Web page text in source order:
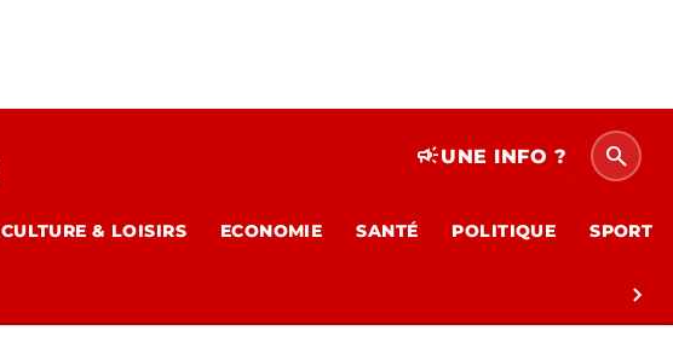
campaignUNE INFO ? search
CULTURE & LOISIRS ECONOMIE SANTÉ POLITIQUE SPORT
chevron_right